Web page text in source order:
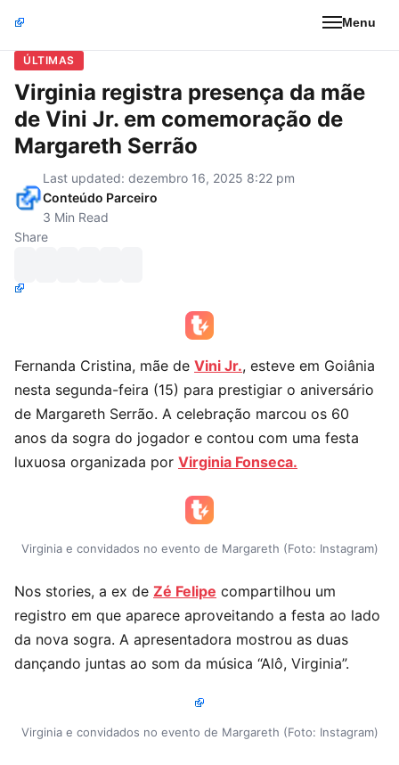
Menu
ÚLTIMAS
Virginia registra presença da mãe
de Vini Jr. em comemoração de
Margareth Serrão
Last updated: dezembro 16, 2025 8:22 pm
Conteúdo Parceiro
3 Min Read
Share
Fernanda Cristina, mãe de Vini Jr., esteve em Goiânia
nesta segunda-feira (15) para prestigiar o aniversário
de Margareth Serrão. A celebração marcou os 60
anos da sogra do jogador e contou com uma festa
luxuosa organizada por Virginia Fonseca.
Virginia e convidados no evento de Margareth (Foto: Instagram)
Nos stories, a ex de Zé Felipe compartilhou um
registro em que aparece aproveitando a festa ao lado
da nova sogra. A apresentadora mostrou as duas
dançando juntas ao som da música “Alô, Virginia”.
Virginia e convidados no evento de Margareth (Foto: Instagram)